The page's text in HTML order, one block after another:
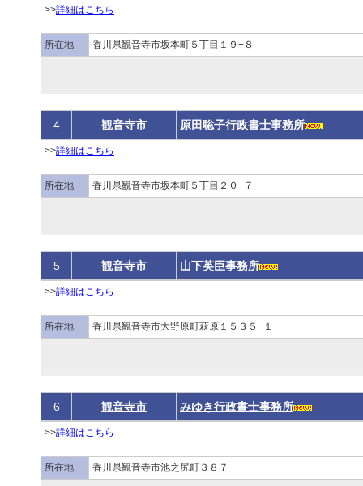
>>詳細はこちら
所在地 香川県観音寺市坂本町５丁目１９−８
4 観音寺市 原田聡子行政書士事務所
>>詳細はこちら
所在地 香川県観音寺市坂本町５丁目２０−７
5 観音寺市 山下英臣事務所
>>詳細はこちら
所在地 香川県観音寺市大野原町萩原１５３５−１
6 観音寺市 みゆき行政書士事務所
>>詳細はこちら
所在地 香川県観音寺市池之尻町３８７